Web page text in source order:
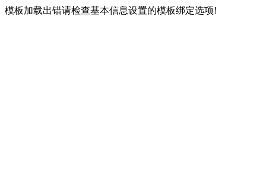
模板加载出错请检查基本信息设置的模板绑定选项!